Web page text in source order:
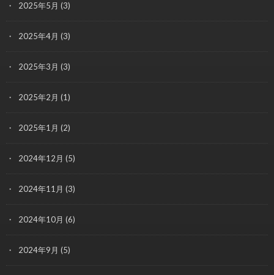
2025年5月 (3)
2025年4月 (3)
2025年3月 (3)
2025年2月 (1)
2025年1月 (2)
2024年12月 (5)
2024年11月 (3)
2024年10月 (6)
2024年9月 (5)